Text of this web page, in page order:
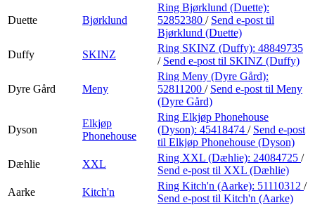
Duette Bjørklund
Ring Bjørklund (Duette):
52852380 / Send e-post til
Bjørklund (Duette)
Duffy
SKINZ
Ring SKINZ (Duffy): 48849735
/ Send e-post til SKINZ (Duffy)
Dyre Gård Meny
Ring Meny (Dyre Gård):
52811200 / Send e-post til Meny
(Dyre Gård)
Dyson
Elkjøp
Phonehouse
Ring Elkjøp Phonehouse
(Dyson): 45418474 / Send e-post
til Elkjøp Phonehouse (Dyson)
Dæhlie
XXL
Ring XXL (Dæhlie): 24084725 /
Send e-post til XXL (Dæhlie)
Aarke
Kitch'n
Ring Kitch'n (Aarke): 51110312 /
Send e-post til Kitch'n (Aarke)